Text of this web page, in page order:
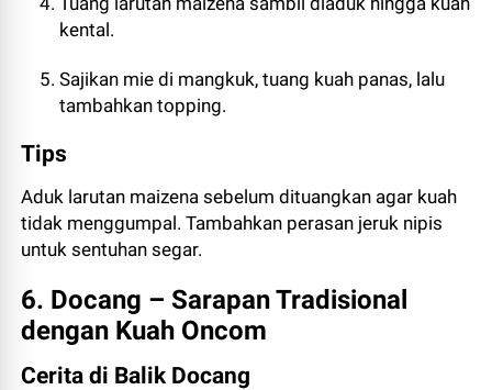
kental.
Sajikan mie di mangkuk, tuang kuah panas, lalu
tambahkan topping.
Tips
Aduk larutan maizena sebelum dituangkan agar kuah
tidak menggumpal. Tambahkan perasan jeruk nipis
untuk sentuhan segar.
6. Docang – Sarapan Tradisional
dengan Kuah Oncom
Cerita di Balik Docang